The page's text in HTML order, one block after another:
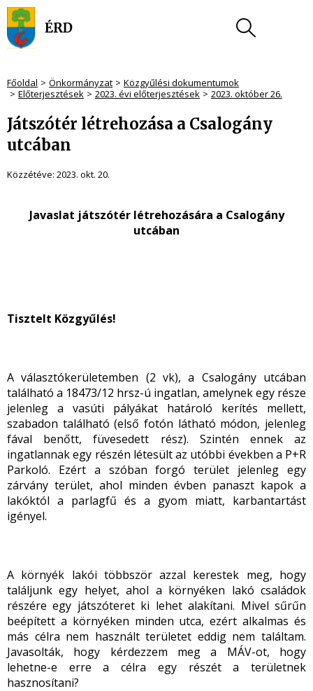
Főoldal Önkormányzat
Közgyűlési dokumentumok
Előterjesztések
2023. évi előterjesztések 2023. október 26.
Játszótér létrehozása a Csalogány
utcában
Közzétéve: 2023. okt. 20.
Javaslat játszótér létrehozására a Csalogány
utcában
Tisztelt Közgyűlés!
A választókerületemben (2 vk), a Csalogány utcában
található a 18473/12 hrsz-ú ingatlan, amelynek egy része
jelenleg a vasúti pályákat határoló kerítés mellett,
szabadon található (első fotón látható módon, jelenleg
fával benőtt, füvesedett rész). Szintén ennek az
ingatlannak egy részén létesült az utóbbi években a P+R
Parkoló. Ezért a szóban forgó terület jelenleg egy
zárvány terület, ahol minden évben panaszt kapok a
lakóktól a parlagfű és a gyom miatt, karbantartást
igényel.
A környék lakói többször azzal kerestek meg, hogy
találjunk egy helyet, ahol a környéken lakó családok
részére egy játszóteret ki lehet alakítani. Mivel sűrűn
beépített a környéken minden utca, ezért alkalmas és
más célra nem használt területet eddig nem találtam.
Javasolták, hogy kérdezzem meg a MÁV-ot, hogy
lehetne-e erre a célra egy részét a területnek
hasznosítani?